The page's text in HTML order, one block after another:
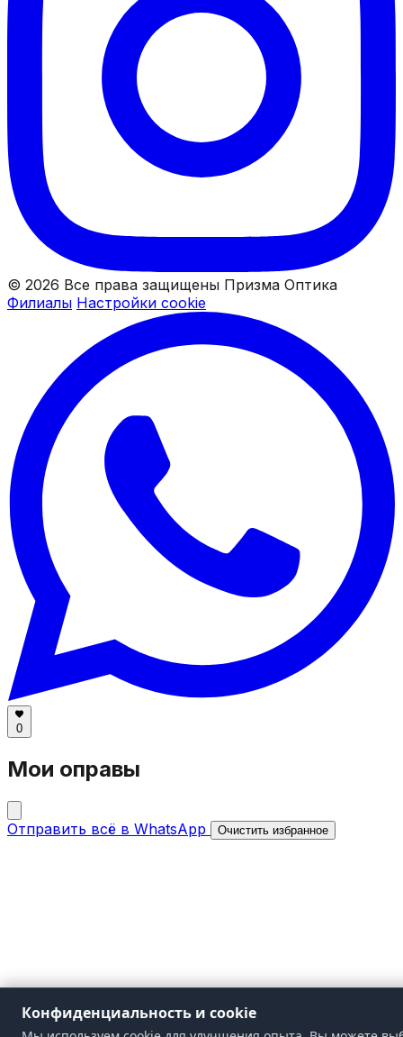
© 2026 Все права защищены Призма Оптика
Филиалы Настройки cookie
0
Мои оправы
Отправить всё в WhatsApp Очистить избранное
Конфиденциальность и cookie